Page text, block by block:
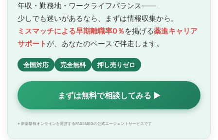
年収・勤務地・ワークライフバランス——
少しでも迷いがあるなら、まずは情報収集から。
ミスマッチによる早期離職率0％を掲げる薬進キャリア
サポート が、あなたのペースで伴走します。
全国対応 完全無料 押し売りゼロ
まずは無料で相談してみる ▶
※ 新薬情報オンラインを運営するPASSMEDの公式エージェントサービスです